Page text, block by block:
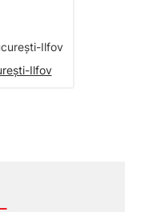
Ilfov
Ilfov